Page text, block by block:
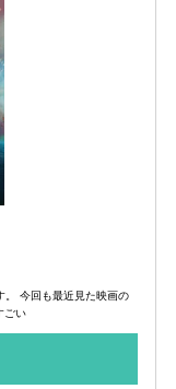
。 今回も最近見た映画の
ごい